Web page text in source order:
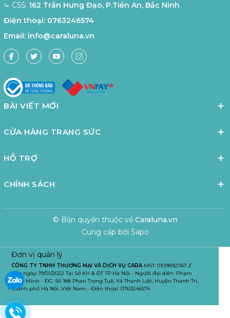
⤿ CS5: 162 Trần Hưng Đạo, P.Tiền An, Bắc Ninh
Điện thoại: 0763246574
Email: info@caraluna.vn
BÀI VIẾT MỚI
CỬA HÀNG TRANG SỨC
HỖ TRỢ
CHÍNH SÁCH
© Bản quyền thuộc về Caraluna.vn
Cung cấp bởi Sapo
Đơn vị quản lý
CÔNG TY TNHH THƯƠNG MẠI VÀ DỊCH VỤ CARAMST: 0109892767 //
Cấp ngày: 19/01/2022 Tại Sở KH & ĐT TP Hà Nội - Người đại diện: Phạm
Tuấn Minh - ĐC: Số 188 Phan Trọng Tuệ, Xã Thanh Liệt, Huyện Thanh Trì,
Thành phố Hà Nội, Việt Nam - Điện thoại: 0763246574